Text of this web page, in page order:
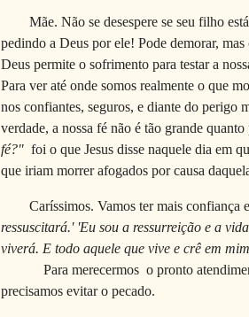
Mãe. Não se desespere se seu filho
pedindo a Deus por ele! Pode demorar,
Deus permite o sofrimento para testar a
Para ver até onde somos realmente o que
nos confiantes, seguros, e diante do perigo
verdade, a nossa fé não é tão grande quanto
fé?" foi o que Jesus disse naquele dia em
que iriam morrer afogados por causa
Caríssimos. Vamos ter mais confiança
ressuscitará.' 'Eu sou a ressurreição e a
viverá. E todo aquele que vive e crê em
Para merecermos o pronto
precisamos evitar o pecado.